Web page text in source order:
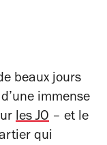
beaux jours
immense
les JO – et le
qui